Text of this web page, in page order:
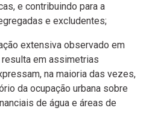
e contribuindo para a
e excludentes;
extensiva observado em
em assimetrias
na maioria das vezes,
da ocupação urbana sobre
de água e áreas de